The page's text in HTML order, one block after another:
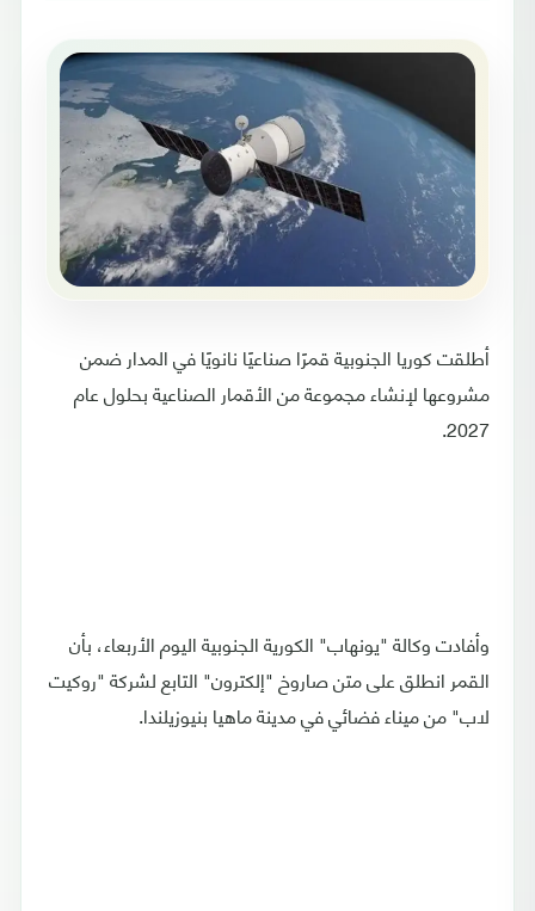
أطلقت كوريا الجنوبية قمرًا صناعيًا نانويًا في المدار ضمن
مشروعها لإنشاء مجموعة من الأقمار الصناعية بحلول عام
2027.
وأفادت وكالة "يونهاب" الكورية الجنوبية اليوم الأربعاء، بأن
القمر انطلق على متن صاروخ "إلكترون" التابع لشركة "روكيت
لاب" من ميناء فضائي في مدينة ماهيا بنيوزيلندا.